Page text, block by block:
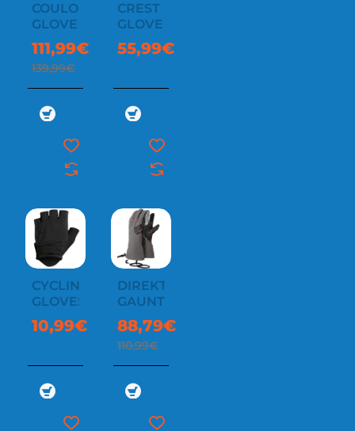
-20%
COULOIR
GLOVE
111,99€
139,99€
CREST
GLOVE
55,99€
CYCLING
GLOVES
10,99€
-20%
DIREKT
GAUNTLET
88,79€
110,99€